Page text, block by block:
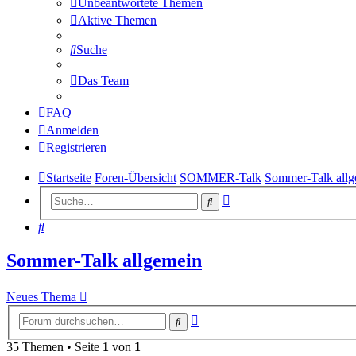
Aktive Themen
Suche
Das Team
FAQ
Anmelden
Registrieren
Startseite Foren-Übersicht SOMMER-Talk Sommer-Talk
Suche
Suche
Sommer-Talk allgemein
Neues Thema
Suche
35 Themen • Seite 1 von 1